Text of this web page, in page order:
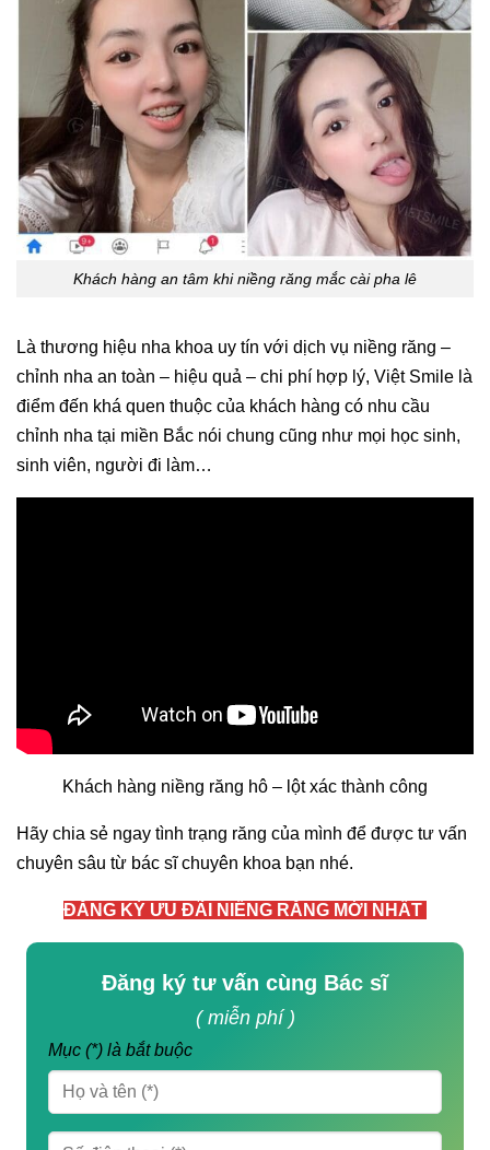
Khách hàng an tâm khi niềng răng mắc cài pha lê
Là thương hiệu nha khoa uy tín với dịch vụ niềng răng –
chỉnh nha an toàn – hiệu quả – chi phí hợp lý, Việt Smile là
điểm đến khá quen thuộc của khách hàng có nhu cầu
chỉnh nha tại miền Bắc nói chung cũng như mọi học sinh,
sinh viên, người đi làm…
Khách hàng niềng răng hô – lột xác thành công
Hãy chia sẻ ngay tình trạng răng của mình để được tư vấn
chuyên sâu từ bác sĩ chuyên khoa bạn nhé.
ĐĂNG KÝ ƯU ĐÃI NIỀNG RĂNG MỚI NHẤT
Đăng ký tư vấn cùng Bác sĩ
( miễn phí )
Mục (*) là bắt buộc